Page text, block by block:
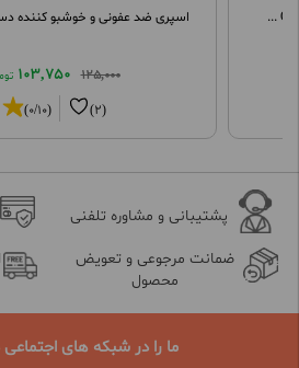
اسپری ضد عفونی و خوشبو کننده
125,000
103,750
(2)
(0/10)
پشتیبانی و مشاوره تلفنی
ضمانت مرجوعی و تعویض
محصول
ما را در شبکه های اجتماعی